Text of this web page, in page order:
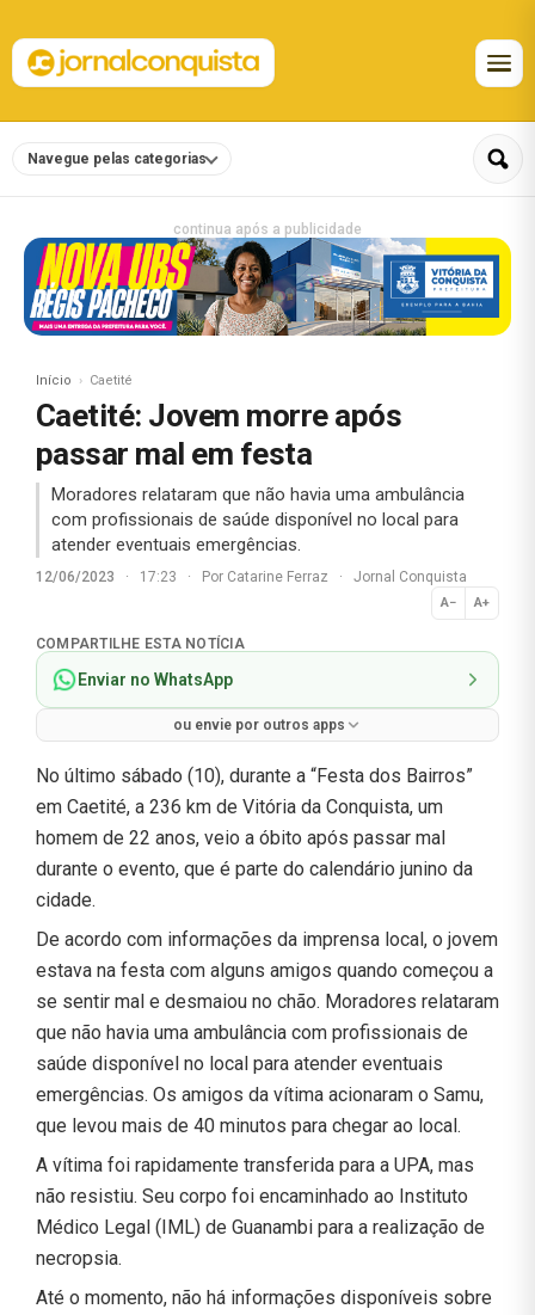
Navegue pelas categorias
continua após a publicidade
Início Caetité
Caetité: Jovem morre após
passar mal em festa
Moradores relataram que não havia uma ambulância
com profissionais de saúde disponível no local para
atender eventuais emergências.
12/06/2023 · 17:23 · Por Catarine Ferraz · Jornal Conquista
A− A+
Normal
COMPARTILHE ESTA NOTÍCIA
Enviar no WhatsApp
ou envie por outros apps
No último sábado (10), durante a “Festa dos Bairros”
em Caetité, a 236 km de Vitória da Conquista, um
homem de 22 anos, veio a óbito após passar mal
durante o evento, que é parte do calendário junino da
cidade.
De acordo com informações da imprensa local, o jovem
estava na festa com alguns amigos quando começou a
se sentir mal e desmaiou no chão. Moradores relataram
que não havia uma ambulância com profissionais de
saúde disponível no local para atender eventuais
emergências. Os amigos da vítima acionaram o Samu,
que levou mais de 40 minutos para chegar ao local.
A vítima foi rapidamente transferida para a UPA, mas
não resistiu. Seu corpo foi encaminhado ao Instituto
Médico Legal (IML) de Guanambi para a realização de
necropsia.
Até o momento, não há informações disponíveis sobre